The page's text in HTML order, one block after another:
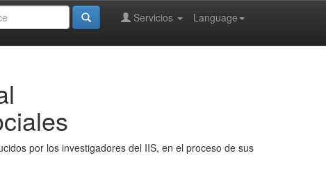
Language
Servicios
por los investigadores del IIS, en el proceso de sus